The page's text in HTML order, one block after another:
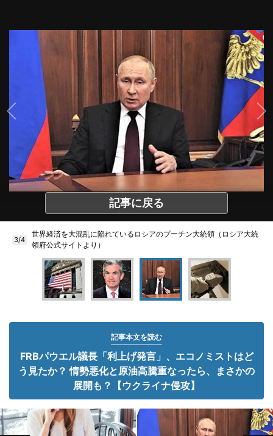
記事に戻る
3/4
世界経済を大混乱に陥れているロシアのプーチン大統領（ロシア大統
領府公式サイトより）
記事本文を読む
FRBパウエル議長「利上げ発言」、エコノミストはど
う見たか？ 情勢悪化と原油高騰重なったら、まさかの
展開も？【ウクライナ侵攻】